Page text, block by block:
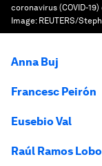
coronavirus (COVID-
Image: REUTERS/
Anna Buj
Francesc Peirón
Eusebio Val
Raúl Ramos Lobo